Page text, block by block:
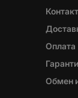
Оплата
Обмен